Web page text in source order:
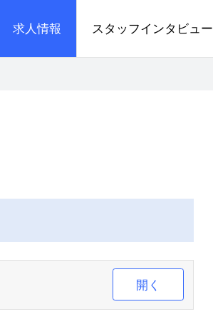
求人情報 スタッフインタビュー
開く